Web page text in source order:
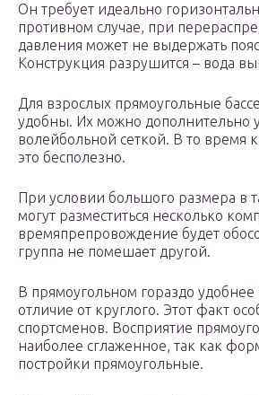
Он требует идеально
противном случае, при
давления может не выдержать
Конструкция разрушится – вода
Для взрослых прямоугольные
удобны. Их можно дополнительно
волейбольной сеткой. В то время
это бесполезно.
При условии большого размера в
могут разместиться несколько
времяпрепровождение будет
группа не помешает другой.
В прямоугольном гораздо удобнее
отличие от круглого. Этот факт
спортсменов. Восприятие
наиболее сглаженное, так как
постройки прямоугольные.